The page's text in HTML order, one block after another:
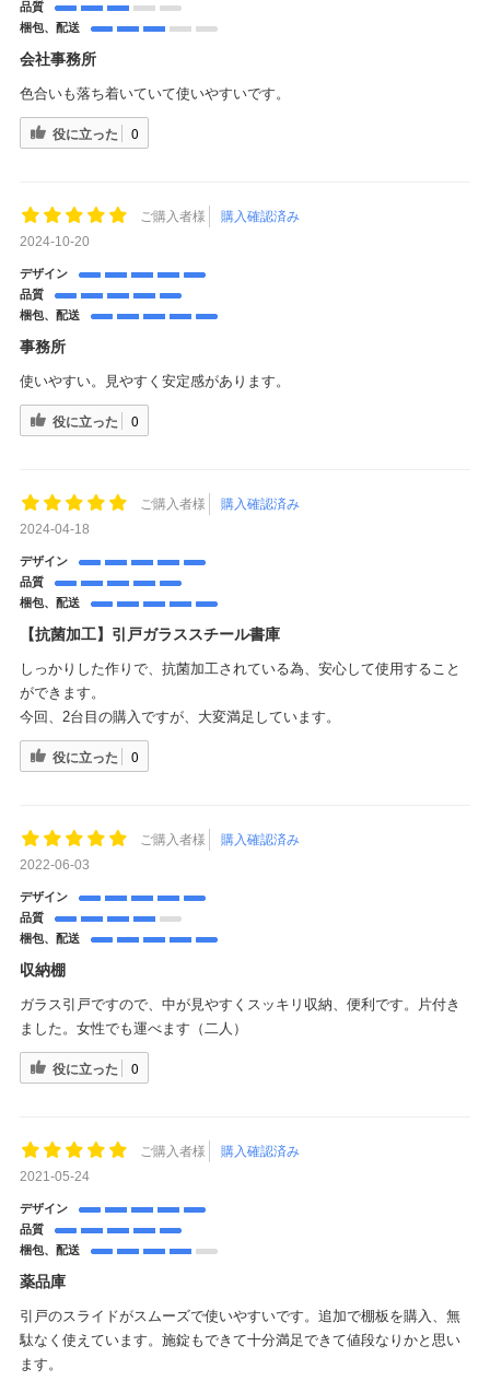
品質
梱包、配送
会社事務所
色合いも落ち着いていて使いやすいです。
役に立った 0
ご購入者様
購入確認済み
2024-10-20
デザイン
品質
梱包、配送
事務所
使いやすい。見やすく安定感があります。
役に立った 0
ご購入者様
購入確認済み
2024-04-18
デザイン
品質
梱包、配送
【抗菌加工】引戸ガラススチール書庫
しっかりした作りで、抗菌加工されている為、安心して使用すること
ができます。
今回、2台目の購入ですが、大変満足しています。
役に立った 0
ご購入者様
購入確認済み
2022-06-03
デザイン
品質
梱包、配送
収納棚
ガラス引戸ですので、中が見やすくスッキリ収納、便利です。片付き
ました。女性でも運べます（二人）
役に立った 0
ご購入者様
購入確認済み
2021-05-24
デザイン
品質
梱包、配送
薬品庫
引戸のスライドがスムーズで使いやすいです。追加で棚板を購入、無
駄なく使えています。施錠もできて十分満足できて値段なりかと思い
ます。